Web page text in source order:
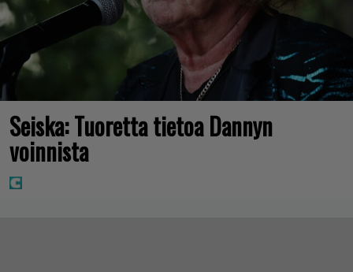
Seiska: Tuoretta tietoa Dannyn
voinnista